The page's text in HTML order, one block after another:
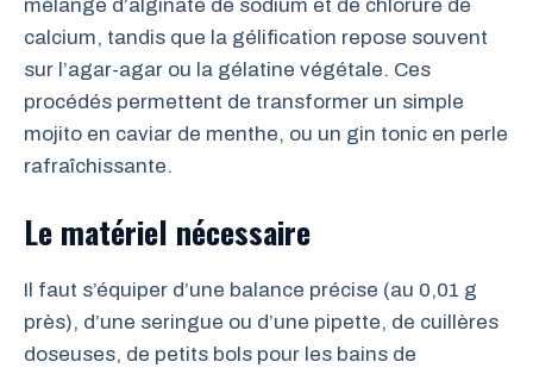
mélange d’alginate de sodium et de chlorure de
calcium, tandis que la gélification repose souvent
sur l’agar-agar ou la gélatine végétale. Ces
procédés permettent de transformer un simple
mojito en caviar de menthe, ou un gin tonic en perle
rafraîchissante.
Le matériel nécessaire
Il faut s’équiper d’une balance précise (au 0,01 g
près), d’une seringue ou d’une pipette, de cuillères
doseuses, de petits bols pour les bains de